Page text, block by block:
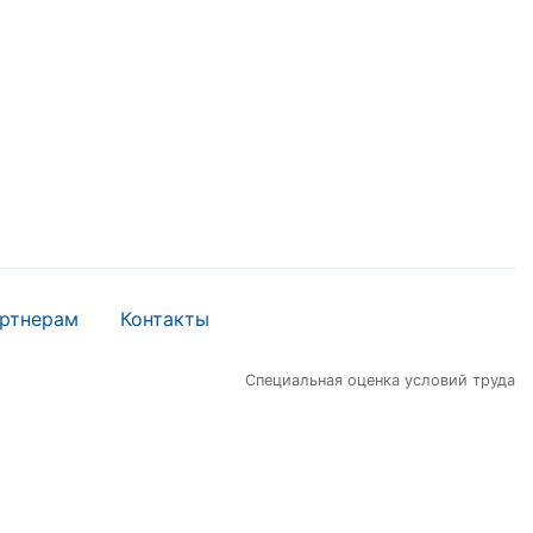
Контакты
Специальная оценка условий труда